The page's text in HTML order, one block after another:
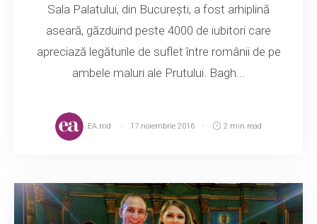
Sala Palatului, din București, a fost arhiplină
aseară, găzduind peste 4000 de iubitori care
apreciază legăturile de suflet între românii de pe
ambele maluri ale Prutului. Bagh...
EA.md 17 noiembrie 2016 2 min read